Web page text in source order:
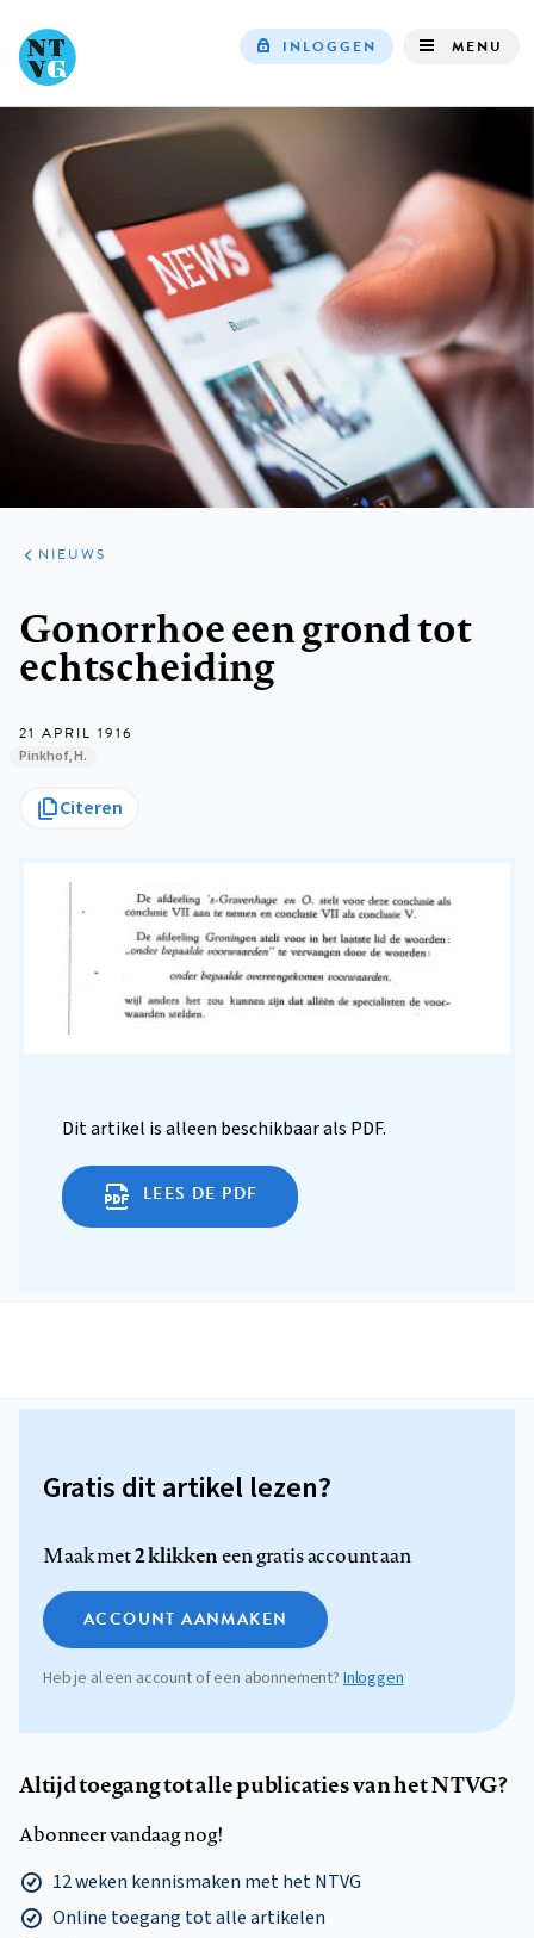
INLOGGEN MENU
ARTIKELEN
HET
KORT
NIEUWS
Gonorrhoe een grond tot
echtscheiding
21 APRIL 1916
Pinkhof, H.
Citeren
Dit artikel is alleen beschikbaar als PDF.
LEES DE PDF
Gratis dit artikel lezen?
Maak met2 klikkeneen gratis account aan
ACCOUNT AANMAKEN
Heb je al een account of een abonnement? Inloggen
Altijd toegang tot alle publicaties van het NTVG?
Abonneer vandaag nog!
12 weken kennismaken met het NTVG
Online toegang tot alle artikelen